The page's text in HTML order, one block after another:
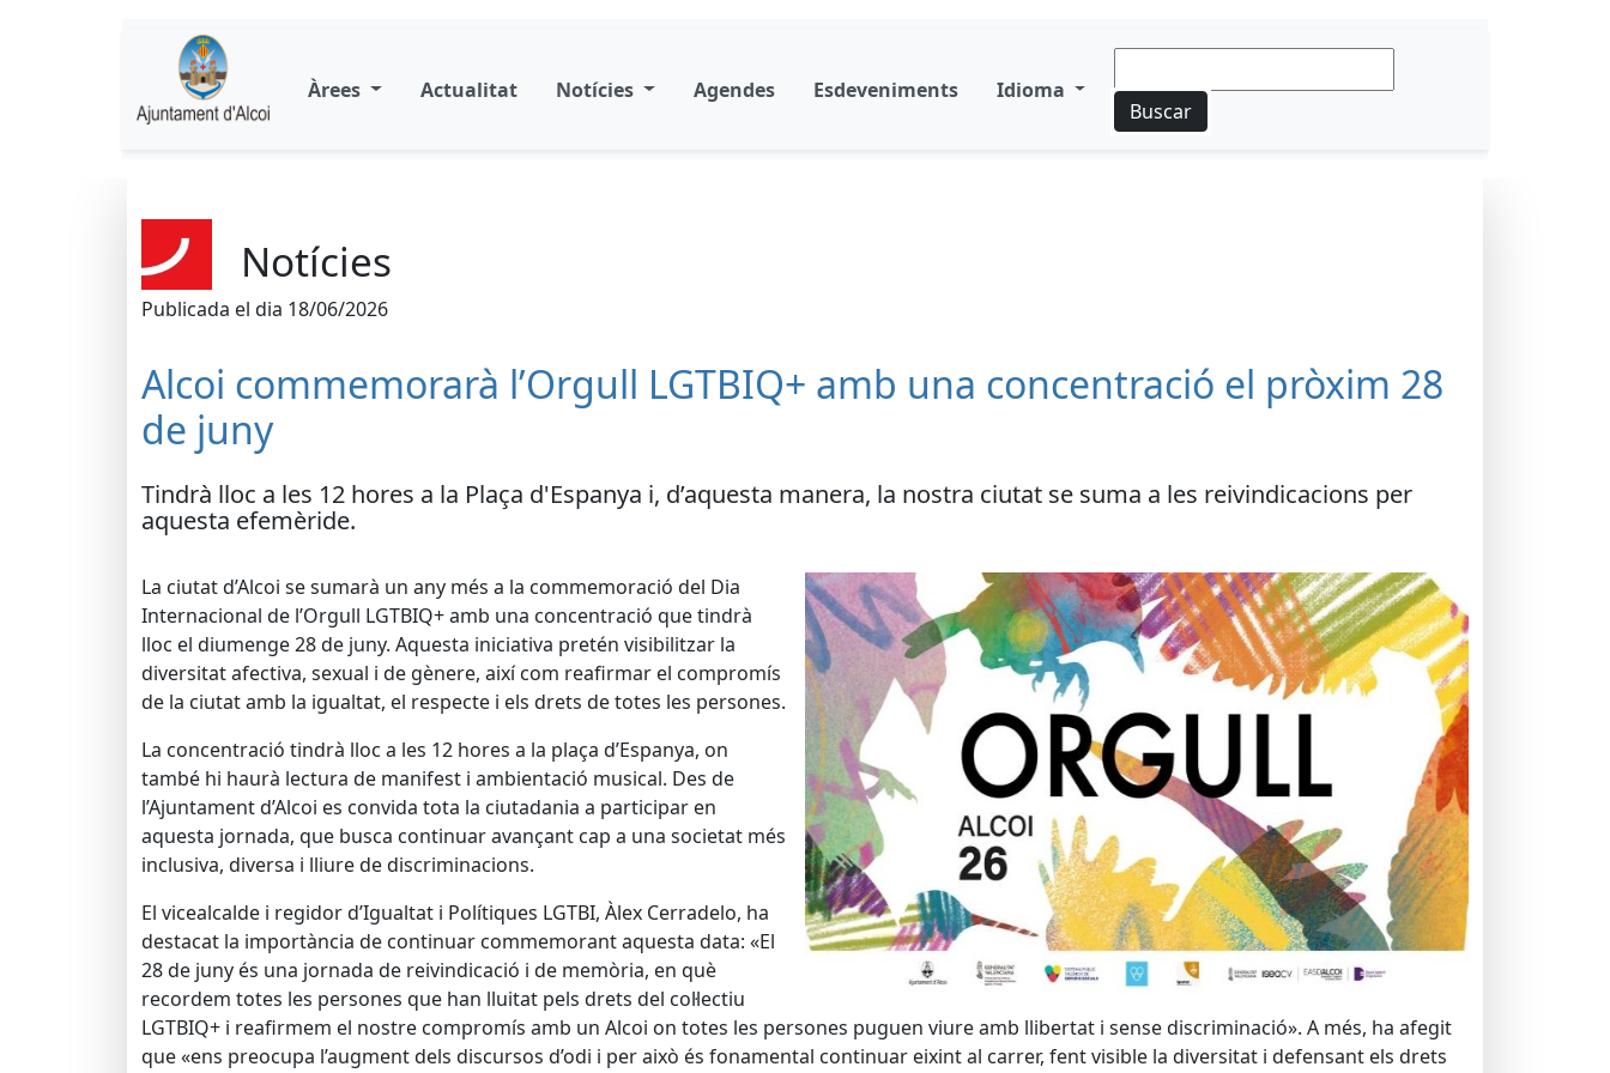
Àrees Actualitat Notícies Agendes Esdeveniments
Idioma
Buscar
Notícies
Publicada el dia 18/06/2026
Alcoi commemorarà l’Orgull LGTBIQ+ amb una concentració el pròxim 28
de juny
Tindrà lloc a les 12 hores a la Plaça d'Espanya i, d’aquesta manera, la nostra ciutat se suma a les reivindicacions per
aquesta efemèride.
La ciutat d’Alcoi se sumarà un any més a la commemoració del Dia
Internacional de l’Orgull LGTBIQ+ amb una concentració que tindrà
lloc el diumenge 28 de juny. Aquesta iniciativa pretén visibilitzar la
diversitat afectiva, sexual i de gènere, així com reafirmar el compromís
de la ciutat amb la igualtat, el respecte i els drets de totes les persones.
La concentració tindrà lloc a les 12 hores a la plaça d’Espanya, on
també hi haurà lectura de manifest i ambientació musical. Des de
l’Ajuntament d’Alcoi es convida tota la ciutadania a participar en
aquesta jornada, que busca continuar avançant cap a una societat més
inclusiva, diversa i lliure de discriminacions.
El vicealcalde i regidor d’Igualtat i Polítiques LGTBI, Àlex Cerradelo, ha
destacat la importància de continuar commemorant aquesta data: «El
28 de juny és una jornada de reivindicació i de memòria, en què
recordem totes les persones que han lluitat pels drets del col·lectiu
LGTBIQ+ i reafirmem el nostre compromís amb un Alcoi on totes les persones puguen viure amb llibertat i sense discriminació». A més, ha afegit
que «ens preocupa l’augment dels discursos d’odi i per això és fonamental continuar eixint al carrer, fent visible la diversitat i defensant els drets